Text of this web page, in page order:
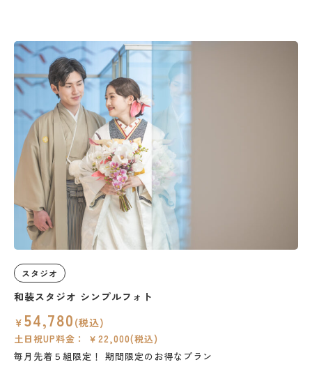
スタジオ
和装スタジオ シンプルフォト
￥ 54,780 (税込)
土日祝UP料金： ￥22,000(税込)
毎月先着５組限定！ 期間限定のお得なプラン